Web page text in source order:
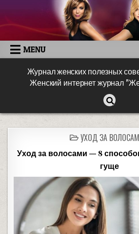
MENU
Журнал женских полезных
Женский интернет журнал
УХОД ЗА
Уход за волосами — 8
гуще